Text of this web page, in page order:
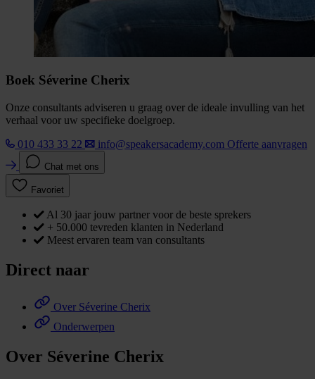
Boek Séverine Cherix
Onze consultants adviseren u graag over de ideale invulling van het
verhaal voor uw specifieke doelgroep.
010 433 33 22
info@speakersacademy.com Offerte aanvragen
Chat met ons
Favoriet
Al 30 jaar jouw partner voor de beste sprekers
+ 50.000 tevreden klanten in Nederland
Meest ervaren team van consultants
Direct naar
Over Séverine Cherix
Onderwerpen
Over Séverine Cherix